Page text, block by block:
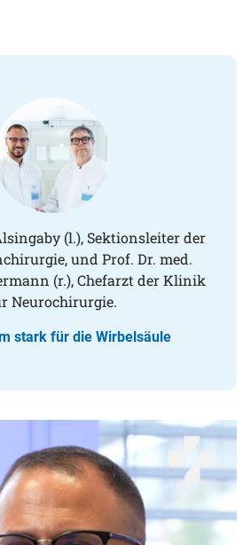
(l.), Sektionsleiter der
und Prof. Dr. med.
(r.), Chefarzt der Klinik
Neurochirurgie.
stark für die Wirbelsäule